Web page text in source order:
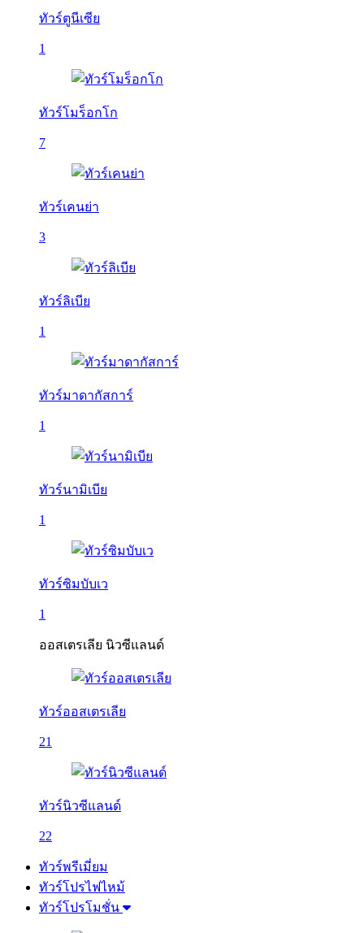
ทัวร์ตูนีเซีย
1
ทัวร์โมร็อกโก
7
ทัวร์เคนย่า
3
ทัวร์ลิเบีย
1
ทัวร์มาดากัสการ์
1
ทัวร์นามิเบีย
1
ทัวร์ซิมบับเว
1
ออสเตรเลีย นิวซีแลนด์
ทัวร์ออสเตรเลีย
21
ทัวร์นิวซีแลนด์
22
ทัวร์พรีเมี่ยม
ทัวร์โปรไฟไหม้
ทัวร์โปรโมชั่น